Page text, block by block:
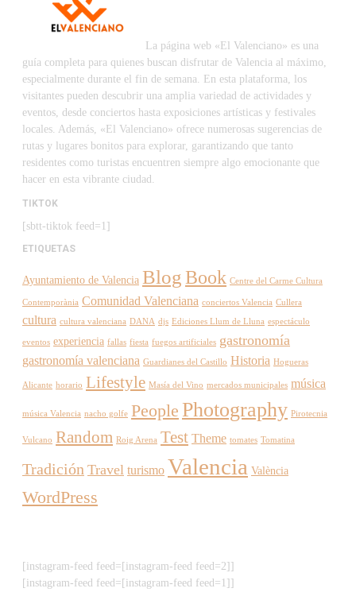
La página web «El Valenciano» es una
guía completa para quienes buscan disfrutar de Valencia al máximo,
especialmente durante el fin de semana. En esta plataforma, los
visitantes pueden descubrir una amplia variedad de actividades y
eventos, desde conciertos hasta exposiciones artísticas y festivales
locales. Además, «El Valenciano» ofrece numerosas sugerencias de
rutas y lugares bonitos para explorar, garantizando que tanto
residentes como turistas encuentren siempre algo emocionante que
hacer en esta vibrante ciudad.
TIKTOK
[sbtt-tiktok feed=1]
ETIQUETAS
Ayuntamiento de Valencia BlogBook Centre del Carme Cultura
Contemporània Comunidad Valenciana conciertos Valencia Cullera
cultura cultura valenciana DANA djs Ediciones Llum de Lluna espectáculo
eventos experiencia fallas fiesta fuegos artificiales gastronomía
gastronomía valenciana Guardianes del Castillo Historia Hogueras
Alicante horario Lifestyle Masía del Vino mercados municipales música
música Valencia nacho golfe People Photography Pirotecnia
Vulcano Random Roig Arena Test Theme tomates Tomatina
Tradición Travel turismo Valencia València
WordPress
[instagram-feed feed=[instagram-feed feed=2]]
[instagram-feed feed=[instagram-feed feed=1]]